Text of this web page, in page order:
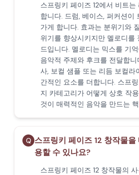
스프링키 페이즈 12에서 비트
합니다. 드럼, 베이스, 퍼커션이
가게 합니다. 효과는 분위기와
위기를 향상시키지만 멜로디를
드입니다. 멜로디는 믹스를 기
음악적 주제와 후크를 전달합
사, 보컬 샘플 또는 리듬 보컬라
간적인 요소를 더합니다. 스프
지 카테고리가 어떻게 상호 작
것이 매력적인 음악을 만드는
Q 스프링키 페이즈 12 창작물
용할 수 있나요?
스프링키 페이즈 12 창작물의